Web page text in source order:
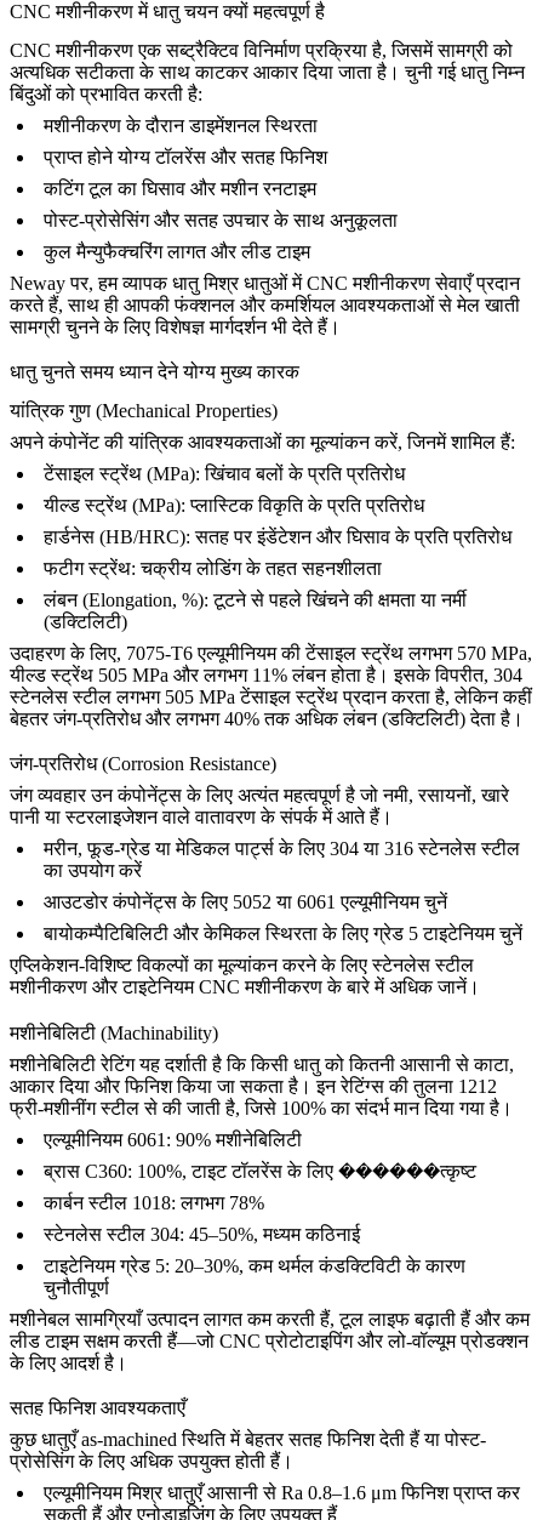
CNC मशीनीकरण में धातु चयन क्यों महत्वपूर्ण है
CNC मशीनीकरण एक सब्ट्रैक्टिव विनिर्माण प्रक्रिया है, जिसमें सामग्री को
अत्यधिक सटीकता के साथ काटकर आकार दिया जाता है। चुनी गई धातु निम्न
बिंदुओं को प्रभावित करती है:
मशीनीकरण के दौरान डाइमेंशनल स्थिरता
प्राप्त होने योग्य टॉलरेंस और सतह फिनिश
कटिंग टूल का घिसाव और मशीन रनटाइम
पोस्ट-प्रोसेसिंग और सतह उपचार के साथ अनुकूलता
कुल मैन्युफैक्चरिंग लागत और लीड टाइम
Newayपर, हम व्यापक धातु मिश्र धातुओं मेंCNC मशीनीकरण सेवाएँप्रदान
करते हैं, साथ ही आपकी फंक्शनल और कमर्शियल आवश्यकताओं से मेल खाती
सामग्री चुनने के लिए विशेषज्ञ मार्गदर्शन भी देते हैं।
धातु चुनते समय ध्यान देने योग्य मुख्य कारक
यांत्रिक गुण (Mechanical Properties)
अपने कंपोनेंट की यांत्रिक आवश्यकताओं का मूल्यांकन करें, जिनमें शामिल हैं:
टेंसाइल स्ट्रेंथ (MPa): खिंचाव बलों के प्रति प्रतिरोध
यील्ड स्ट्रेंथ (MPa): प्लास्टिक विकृति के प्रति प्रतिरोध
हार्डनेस (HB/HRC): सतह पर इंडेंटेशन और घिसाव के प्रति प्रतिरोध
फटीग स्ट्रेंथ: चक्रीय लोडिंग के तहत सहनशीलता
लंबन (Elongation, %): टूटने से पहले खिंचने की क्षमता या नर्मी
(डक्टिलिटी)
उदाहरण के लिए, 7075-T6 एल्यूमीनियम की टेंसाइल स्ट्रेंथ लगभग 570 MPa,
यील्ड स्ट्रेंथ 505 MPa और लगभग 11% लंबन होता है। इसके विपरीत, 304
स्टेनलेस स्टील लगभग 505 MPa टेंसाइल स्ट्रेंथ प्रदान करता है, लेकिन कहीं
बेहतर जंग-प्रतिरोध और लगभग 40% तक अधिक लंबन (डक्टिलिटी) देता है।
जंग-प्रतिरोध (Corrosion Resistance)
जंग व्यवहार उन कंपोनेंट्स के लिए अत्यंत महत्वपूर्ण है जो नमी, रसायनों, खारे
पानी या स्टरलाइजेशन वाले वातावरण के संपर्क में आते हैं।
मरीन, फूड-ग्रेड या मेडिकल पार्ट्स के लिए 304 या 316 स्टेनलेस स्टील
का उपयोग करें
आउटडोर कंपोनेंट्स के लिए 5052 या 6061 एल्यूमीनियम चुनें
बायोकम्पैटिबिलिटी और केमिकल स्थिरता के लिए ग्रेड 5 टाइटेनियम चुनें
एप्लिकेशन-विशिष्ट विकल्पों का मूल्यांकन करने के लिएस्टेनलेस स्टील
मशीनीकरण औरटाइटेनियम CNC मशीनीकरणके बारे में अधिक जानें।
मशीनेबिलिटी (Machinability)
मशीनेबिलिटी रेटिंग यह दर्शाती है कि किसी धातु को कितनी आसानी से काटा,
आकार दिया और फिनिश किया जा सकता है। इन रेटिंग्स की तुलना 1212
फ्री-मशीनींग स्टील से की जाती है, जिसे 100% का संदर्भ मान दिया गया है।
एल्यूमीनियम 6061: 90% मशीनेबिलिटी
ब्रास C360: 100%, टाइट टॉलरेंस के लिए ������त्कृष्ट
कार्बन स्टील 1018: लगभग 78%
स्टेनलेस स्टील 304: 45–50%, मध्यम कठिनाई
टाइटेनियम ग्रेड 5: 20–30%, कम थर्मल कंडक्टिविटी के कारण
चुनौतीपूर्ण
मशीनेबल सामग्रियाँ उत्पादन लागत कम करती हैं, टूल लाइफ बढ़ाती हैं और कम
लीड टाइम सक्षम करती हैं—जो CNC प्रोटोटाइपिंगऔरलो-वॉल्यूम प्रोडक्शन
के लिए आदर्श है।
सतह फिनिश आवश्यकताएँ
कुछ धातुएँ as-machined स्थिति में बेहतर सतह फिनिश देती हैं या पोस्ट-
प्रोसेसिंग के लिए अधिक उपयुक्त होती हैं।
एल्यूमीनियम मिश्र धातुएँ आसानी से Ra 0.8–1.6 μm फिनिश प्राप्त कर
सकती हैं और एनोडाइजिंग के लिए उपयुक्त हैं